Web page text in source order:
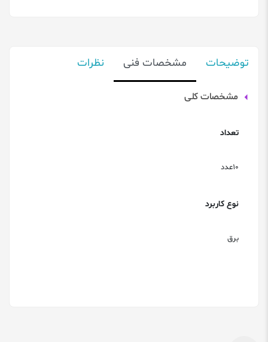
توضیحات مشخصات فنی نظرات
مشخصات کلی
تعداد
10عدد
نوع کاربرد
برق